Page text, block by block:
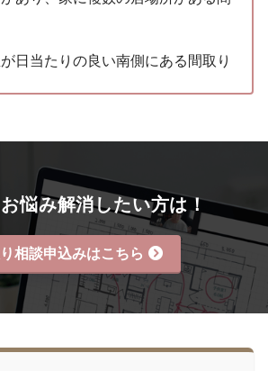
日当たりの良い南側にある間取り
悩み解消したい方は！
相談申込みはこちら